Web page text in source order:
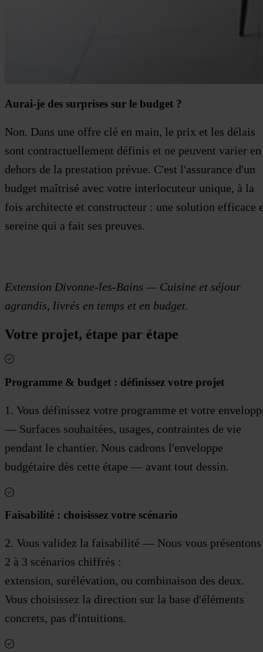
Aurai-je des surprises sur le budget ?
Non. Dans une offre clé en main, le prix et les délais
sont contractuellement définis et ne peuvent varier en
dehors de la prestation prévue. C'est l'assurance d'un
budget maîtrisé avec votre interlocuteur unique, à la
fois architecte et constructeur : une solution efficace
sereine qui a fait ses preuves.
Extension Divonne-les-Bains — Cuisine et séjour
agrandis, livrés en temps et en budget.
Votre projet, étape par étape
Programme & budget : définissez votre projet
1. Vous définissez votre programme et votre
— Surfaces souhaitées, usages, contraintes de vie
pendant le chantier. Nous cadrons l'enveloppe
budgétaire dès cette étape — avant tout dessin.
Faisabilité : choisissez votre scénario
2. Vous validez la faisabilité — Nous vous présentons
2 à 3 scénarios chiffrés :
extension, surélévation, ou combinaison des deux.
Vous choisissez la direction sur la base d'éléments
concrets, pas d'intuitions.